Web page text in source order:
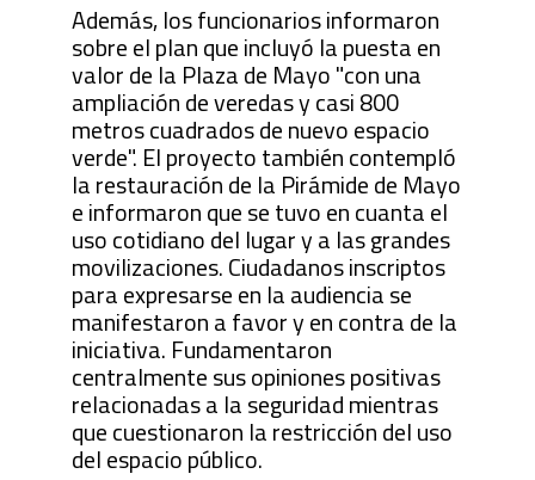
Además, los funcionarios informaron
sobre el plan que incluyó la puesta en
valor de la Plaza de Mayo "con una
ampliación de veredas y casi 800
metros cuadrados de nuevo espacio
verde". El proyecto también contempló
la restauración de la Pirámide de Mayo
e informaron que se tuvo en cuanta el
uso cotidiano del lugar y a las grandes
movilizaciones. Ciudadanos inscriptos
para expresarse en la audiencia se
manifestaron a favor y en contra de la
iniciativa. Fundamentaron
centralmente sus opiniones positivas
relacionadas a la seguridad mientras
que cuestionaron la restricción del uso
del espacio público.